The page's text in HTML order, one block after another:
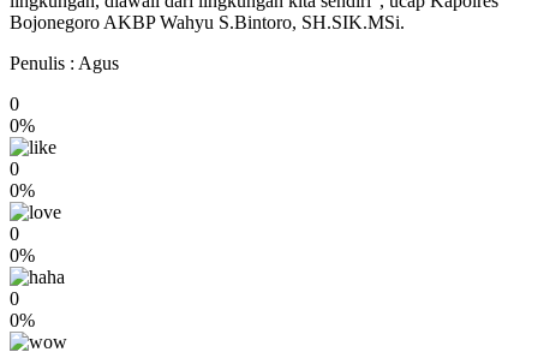
Bojonegoro AKBP Wahyu S.Bintoro, SH.SIK.MSi.
Penulis : Agus
0
0%
0
0%
0
0%
0
0%